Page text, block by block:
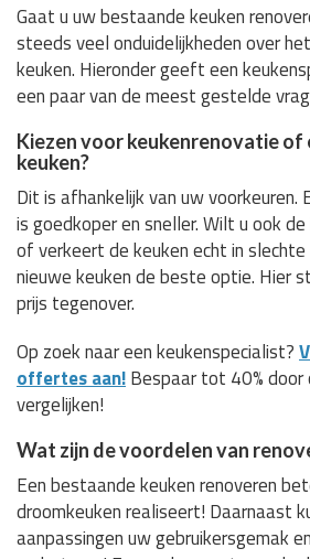
Gaat u uw bestaande keuken
steeds veel onduidelijkheden over
keuken. Hieronder geeft een
een paar van de meest gestelde
Kiezen voor keukenrenovatie of
keuken?
Dit is afhankelijk van uw voorkeuren.
is goedkoper en sneller. Wilt u ook
of verkeert de keuken echt in
nieuwe keuken de beste optie. Hier
prijs tegenover.
Op zoek naar een keukenspecialist?
offertes aan!Bespaar tot 40%
vergelijken!
Wat zijn de voordelen van
Een bestaande keuken renoveren
droomkeuken realiseert! Daarnaast
aanpassingen uw gebruikersgemak